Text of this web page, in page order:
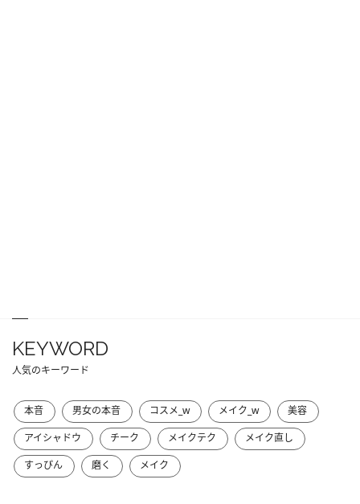
KEYWORD
人気のキーワード
本音 男女の本音 コスメ_w メイク_w
美容
アイシャドウ
チーク メイクテク
メイク直し
すっぴん
磨く メイク